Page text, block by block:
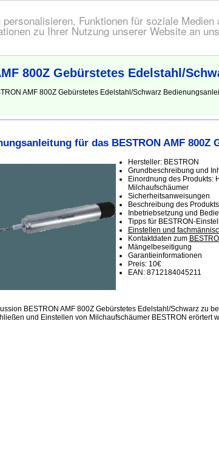
Funktionen für soziale
zu Ihrer Nutzung unserer Website an
800Z Gebürstetes Edelstahl/
AMF 800Z Gebürstetes Edelstahl/Schwarz
für das BESTRON AMF 800Z
Hersteller: BESTRON
Grundbeschreibung und
Einordnung des Produkts:
Milchaufschäumer
Sicherheitsanweisungen
Beschreibung des Produkts
Inbetriebsetzung und
Tipps für BESTRON-
Einstellen und
Kontaktdaten zum
Mängelbeseitigung
Garantieinformationen
Preis: 10€
EAN: 8712184045211
BESTRON AMF 800Z Gebürstetes Edelstahl/Schwarz zu
und Einstellen von Milchaufschäumer BESTRON erörtert